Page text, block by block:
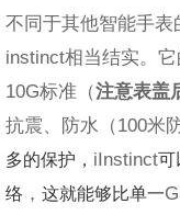
不同于其他智能手表
instinct相当结实。
10G标准（注意表盖
抗震、防水（100米
多的保护， iInstinct可
络 ， 这就能够比单一